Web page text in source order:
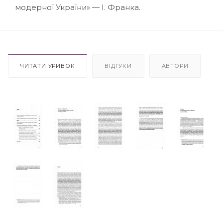
модерної України» — І. Франка.
ЧИТАТИ УРИВОК ВІДГУКИ АВТОРИ